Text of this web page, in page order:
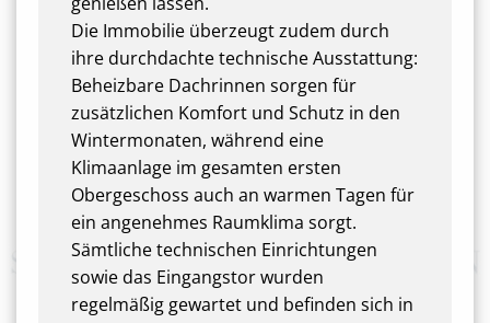
Die Immobilie überzeugt zudem durch
ihre durchdachte technische Ausstattung:
Beheizbare Dachrinnen sorgen für
zusätzlichen Komfort und Schutz in den
Wintermonaten, während eine
Klimaanlage im gesamten ersten
Obergeschoss auch an warmen Tagen für
ein angenehmes Raumklima sorgt.
Sämtliche technischen Einrichtungen
sowie das Eingangstor wurden
regelmäßig gewartet und befinden sich in